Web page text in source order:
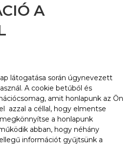
A
látogatása során úgynevezett
A cookie betűből és
amit honlapunk az Ön
azzal a céllal, hogy elmentse
a honlapunk
abban, hogy néhány
információt gyűjtsünk a